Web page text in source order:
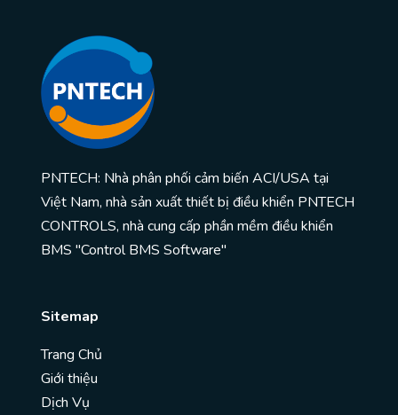
PNTECH: Nhà phân phối cảm biến ACI/USA tại
Việt Nam, nhà sản xuất thiết bị điều khiển PNTECH
CONTROLS, nhà cung cấp phần mềm điều khiển
BMS "Control BMS Software"
Sitemap
Trang Chủ
Giới thiệu
Dịch Vụ